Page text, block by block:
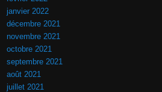
janvier 2022
décembre 2021
novembre 2021
octobre 2021
septembre 2021
août 2021
juillet 2021